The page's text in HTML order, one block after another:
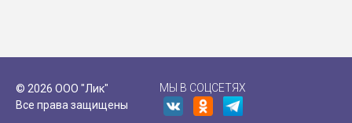
© 2026 ООО "Лик"
Все права защищены
МЫ В СОЦСЕТЯХ